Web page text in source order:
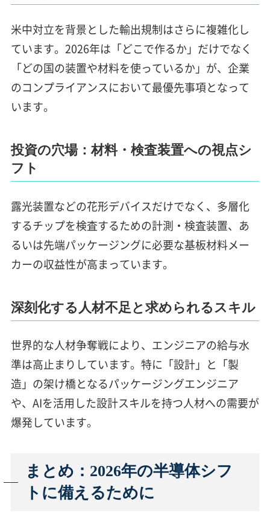
米中対立を背景とした輸出規制はさらに複雑化し
ています。2026年は「どこで作るか」だけでなく
「どの国の装置や材料を使っているか」が、企業
のコンプライアンスにおいて最優先事項となって
います。
投資の穴場：材料・検査装置への視点シ
フト
露光装置などの花形デバイスだけでなく、多層化
するチップを検査するための計測・検査装置、あ
るいは先端パッケージングに必要な基板材料メー
カーの収益性が高まっています。
深刻化する人材不足と求められるスキル
世界的な人材争奪戦により、エンジニアの給与水
準は高止まりしています。特に「設計」と「製
造」の架け橋となるパッケージングエンジニア
や、AIを活用した設計スキルを持つ人材への需要が
爆発しています。
まとめ：2026年の半導体シフ
トに備えるために